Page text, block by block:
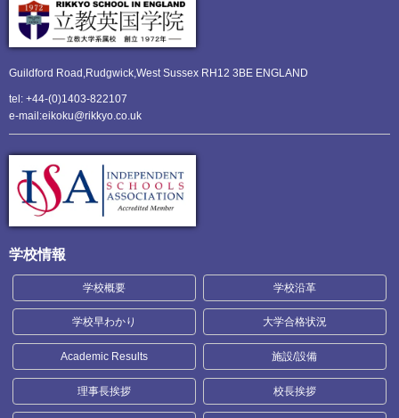
Guildford Road,Rudgwick,West Sussex RH12 3BE ENGLAND
tel: +44-(0)1403-822107
e-mail:eikoku@rikkyo.co.uk
学校情報
学校概要 学校沿革
学校早わかり 大学合格状況
Academic Results 施設/設備
理事長挨拶 校長挨拶